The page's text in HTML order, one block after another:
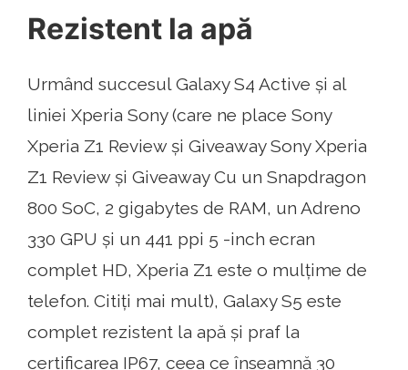
Rezistent la apă
Urmând succesul Galaxy S4 Active și al
liniei Xperia Sony (care ne place Sony
Xperia Z1 Review și Giveaway Sony Xperia
Z1 Review și Giveaway Cu un Snapdragon
800 SoC, 2 gigabytes de RAM, un Adreno
330 GPU și un 441 ppi 5 -inch ecran
complet HD, Xperia Z1 este o mulțime de
telefon. Citiți mai mult), Galaxy S5 este
complet rezistent la apă și praf la
certificarea IP67, ceea ce înseamnă 30